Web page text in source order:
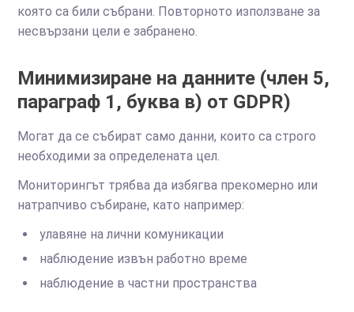
която са били събрани. Повторното използване за
несвързани цели е забранено.
Минимизиране на данните (член 5,
параграф 1, буква в) от GDPR)
Могат да се събират само данни, които са строго
необходими за определената цел.
Мониторингът трябва да избягва прекомерно или
натрапчиво събиране, като например:
улавяне на лични комуникации
наблюдение извън работно време
наблюдение в частни пространства